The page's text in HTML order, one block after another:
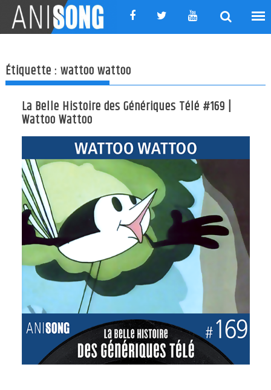
content
Étiquette :wattoo wattoo
La Belle Histoire des Génériques Télé #169 |
Wattoo Wattoo